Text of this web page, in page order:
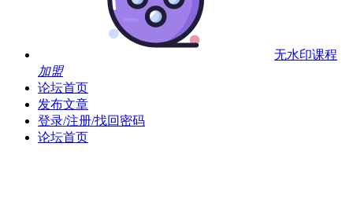
无水印课程
加盟
论坛首页
发布文章
登录/注册/找回密码
论坛首页